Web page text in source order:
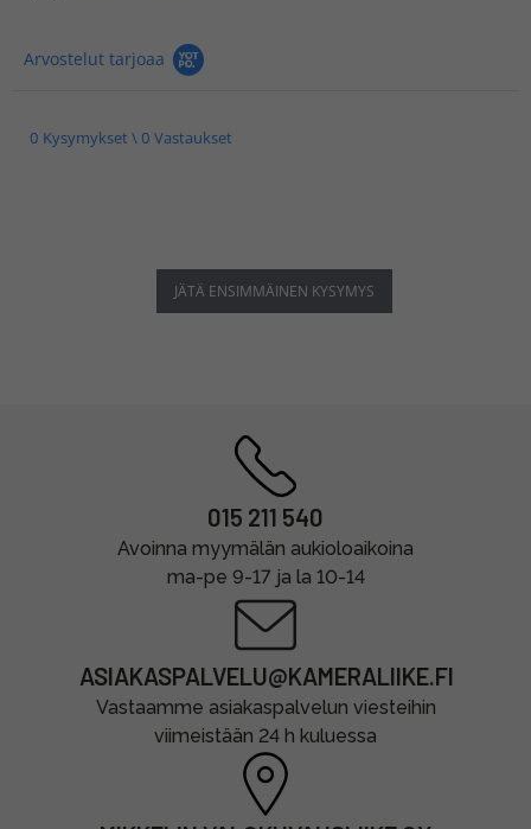
Arvostelut tarjoaa
0 Kysymykset \ 0 Vastaukset
JÄTÄ ENSIMMÄINEN KYSYMYS
015 211 540
Avoinna myymälän aukioloaikoina
ma-pe 9-17 ja la 10-14
ASIAKASPALVELU@KAMERALIIKE.FI
Vastaamme asiakaspalvelun viesteihin
viimeistään 24 h kuluessa